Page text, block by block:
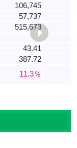
106,745
57,737
515,673
43.41
387.72
11.3％